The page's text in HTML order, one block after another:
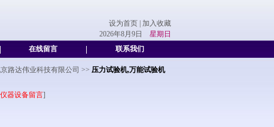
设为首页
加入收藏
2026年8月9日 星期日
在线留言 联系我们
路达伟业科技有限公司 >> 压力试验机,万能试验机
仪器设备留言]